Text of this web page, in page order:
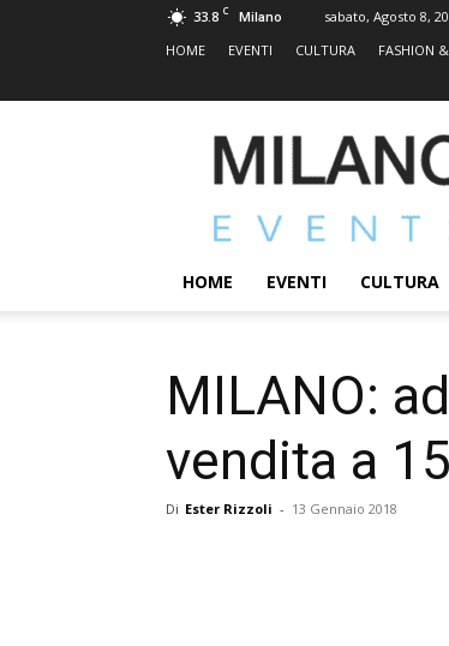
33.8 C Milano sabato, Agosto 8,
HOME
EVENTI CULTURA FASHION
|
2.0
ed
Eventi
HOME EVENTI CULTURA
MILANO:
vendita a
Di Ester Rizzoli - 13 Gennaio 2018